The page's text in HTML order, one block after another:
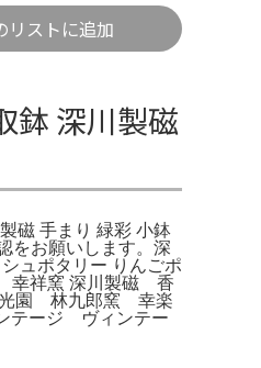
リストに追加
深川製磁
磁 手まり 緑彩 小鉢
をお願いします。深
ュポタリー りんごポ
祥窯 深川製磁 香
園 林九郎窯 幸楽
ージ ヴィンテー